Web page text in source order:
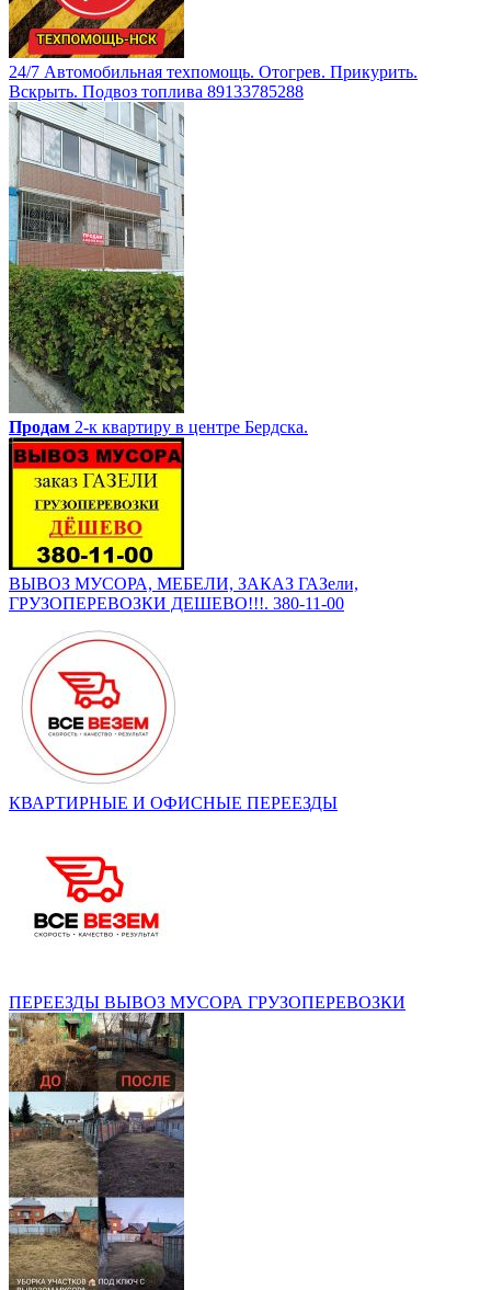
24/7 Автомобильная техпомощь. Отогрев. Прикурить.
Вскрыть. Подвоз топлива 89133785288
Продам 2-к квартиру в центре Бердска.
ВЫВОЗ МУСОРА, МЕБЕЛИ, ЗАКАЗ ГАЗели,
ГРУЗОПЕРЕВОЗКИ ДЕШЕВО!!!. 380-11-00
КВАРТИРНЫЕ И ОФИСНЫЕ ПЕРЕЕЗДЫ
ПЕРЕЕЗДЫ ВЫВОЗ МУСОРА ГРУЗОПЕРЕВОЗКИ